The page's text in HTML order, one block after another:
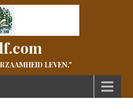
LEVEN."